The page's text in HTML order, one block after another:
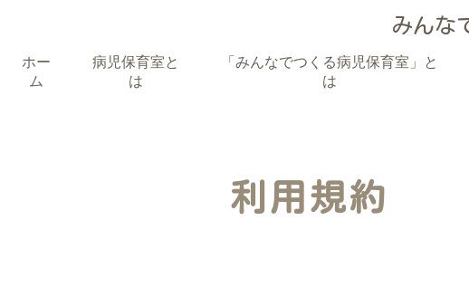
みんな
ホー
ム
病児保育室と
は
「みんなでつくる病児保育室」と
は
利用規約